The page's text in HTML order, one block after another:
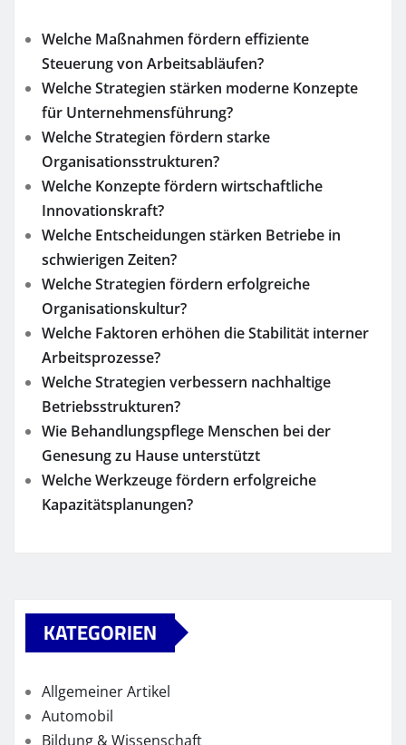
Welche Maßnahmen fördern effiziente
Steuerung von Arbeitsabläufen?
Welche Strategien stärken moderne Konzepte
für Unternehmensführung?
Welche Strategien fördern starke
Organisationsstrukturen?
Welche Konzepte fördern wirtschaftliche
Innovationskraft?
Welche Entscheidungen stärken Betriebe in
schwierigen Zeiten?
Welche Strategien fördern erfolgreiche
Organisationskultur?
Welche Faktoren erhöhen die Stabilität interner
Arbeitsprozesse?
Welche Strategien verbessern nachhaltige
Betriebsstrukturen?
Wie Behandlungspflege Menschen bei der
Genesung zu Hause unterstützt
Welche Werkzeuge fördern erfolgreiche
Kapazitätsplanungen?
KATEGORIEN
Allgemeiner Artikel
Automobil
Bildung & Wissenschaft